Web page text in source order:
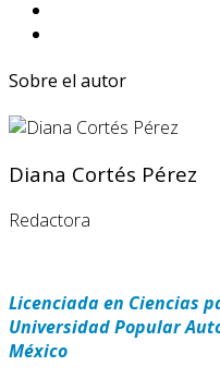
Sobre el autor
Diana Cortés Pérez
Redactora
Licenciada en Ciencias
Universidad Popular
México